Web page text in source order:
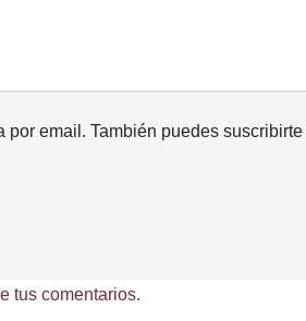
por email. También puedes suscribirte
tus comentarios.